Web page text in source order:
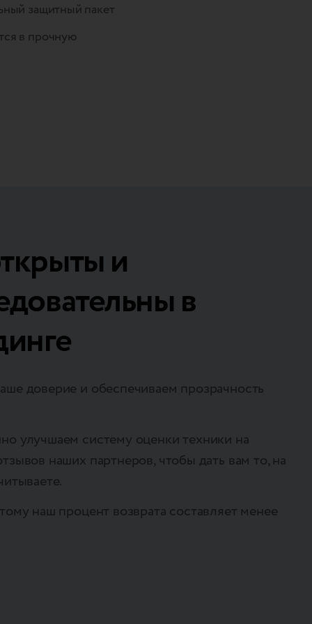
защитный пакет
в прочную
и
в
доверие и обеспечиваем прозрачность
улучшаем систему оценки техники на
наших партнеров, чтобы дать вам то, на
наш процент возврата составляет менее